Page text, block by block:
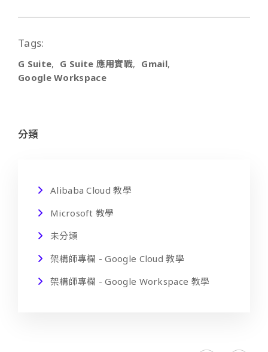
Tags:
G Suite G Suite 應用實戰
Gmail
Google Workspace
分類
Alibaba Cloud 教學
Microsoft 教學
未分類
架構師專欄 - Google Cloud 教學
架構師專欄 - Google Workspace 教學